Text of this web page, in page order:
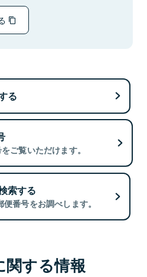
る
ご覧いただけます。
索する
番号をお調べします。
関する情報